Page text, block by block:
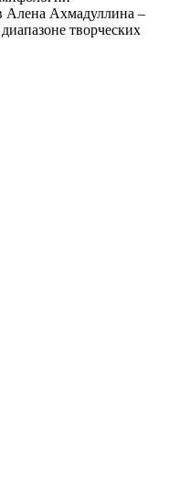
Алена Ахмадуллина –
творческих